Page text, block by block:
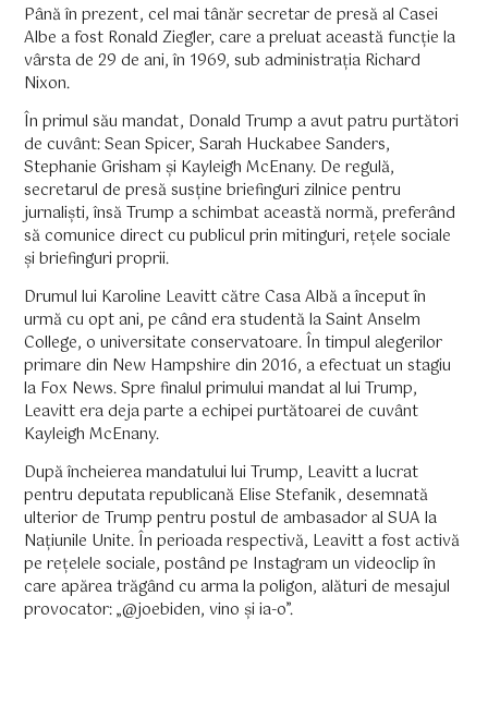
Până în prezent, cel mai tânăr secretar de presă al Casei
Albe a fost Ronald Ziegler, care a preluat această funcție la
vârsta de 29 de ani, în 1969, sub administrația Richard
Nixon.
În primul său mandat, Donald Trump a avut patru purtători
de cuvânt: Sean Spicer, Sarah Huckabee Sanders,
Stephanie Grisham și Kayleigh McEnany. De regulă,
secretarul de presă susține briefinguri zilnice pentru
jurnaliști, însă Trump a schimbat această normă, preferând
să comunice direct cu publicul prin mitinguri, rețele sociale
și briefinguri proprii.
Drumul lui Karoline Leavitt către Casa Albă a început în
urmă cu opt ani, pe când era studentă la Saint Anselm
College, o universitate conservatoare. În timpul alegerilor
primare din New Hampshire din 2016, a efectuat un stagiu
la Fox News. Spre finalul primului mandat al lui Trump,
Leavitt era deja parte a echipei purtătoarei de cuvânt
Kayleigh McEnany.
După încheierea mandatului lui Trump, Leavitt a lucrat
pentru deputata republicană Elise Stefanik, desemnată
ulterior de Trump pentru postul de ambasador al SUA la
Națiunile Unite. În perioada respectivă, Leavitt a fost activă
pe rețelele sociale, postând pe Instagram un videoclip în
care apărea trăgând cu arma la poligon, alături de mesajul
provocator: „@joebiden, vino și ia-o”.